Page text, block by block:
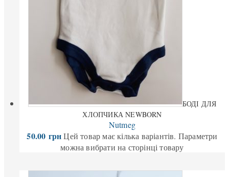
БОДІ ДЛЯ
ХЛОПЧИКА NEWBORN
Nutmeg
50.00 грн Цей товар має кілька варіантів. Параметри
можна вибрати на сторінці товару